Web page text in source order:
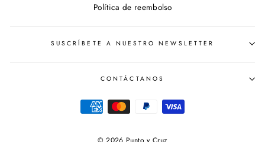
Política de reembolso
SUSCRÍBETE A NUESTRO NEWSLETTER
CONTÁCTANOS